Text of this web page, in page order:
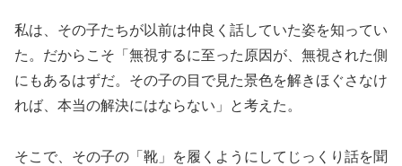
私は、その子たちが以前は仲良く話していた姿を知ってい
た。だからこそ「無視するに至った原因が、無視された側
にもあるはずだ。その子の目で見た景色を解きほぐさなけ
れば、本当の解決にはならない」と考えた。
そこで、その子の「靴」を履くようにしてじっくり話を聞